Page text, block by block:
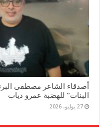
أصدقاء الشاعر مصطفى
البنات” للهضبة عمرو دياب
27 يوليو، 2026